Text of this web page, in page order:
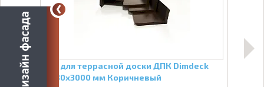
Угол для террасной доски ДПК Dimdeck
60х30х3000 мм Коричневый